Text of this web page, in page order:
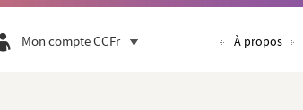
Mon compte CCFr À propos